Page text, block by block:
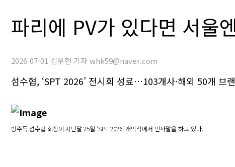
파리에 PV가 있다면 서울
2026-07-01 김우현 기자 whk59@naver.com
섬수협, ‘SPT 2026’ 전시회 성료…103개사·해외 50개 브
방주득 섬수협 회장이 지난달 25일 ‘SPT 2026’ 개막식에서 인사말을 하고 있다.